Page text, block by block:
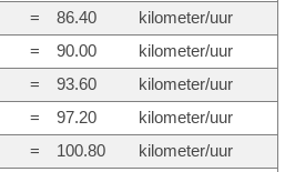
= 86.40
kilometer/uur
= 90.00
kilometer/uur
= 93.60
kilometer/uur
= 97.20
kilometer/uur
= 100.80
kilometer/uur